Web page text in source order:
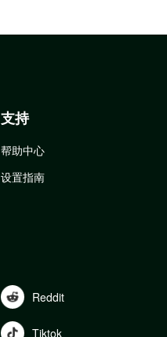
支持
帮助中心
设置指南
Reddit
Tiktok